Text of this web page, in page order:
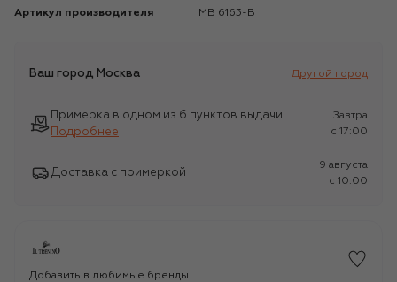
Артикул производителя MB 6163-B
Ваш город Москва Другой город
Примерка в одном из 6 пунктов выдачи
Подробнее
Завтра
c 17:00
Доставка с примеркой
9 августа
c 10:00
Добавить в любимые бренды